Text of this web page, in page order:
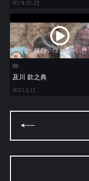
2019.10.23
及川 欽之典
2021.5.17